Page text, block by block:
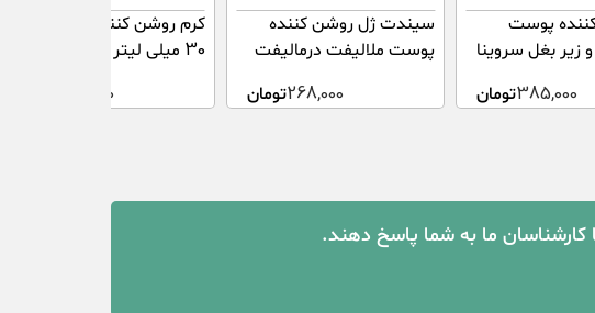
پوست
زیر بغل سروینا
385,000تومان
سیندت ژل روشن کننده
پوست ملالیفت درمالیفت
268,000تومان
کرم روشن کننده قوی ام کیو
30 میلی لیتر
974,000
کارشناسان ما به شما پاسخ دهند.